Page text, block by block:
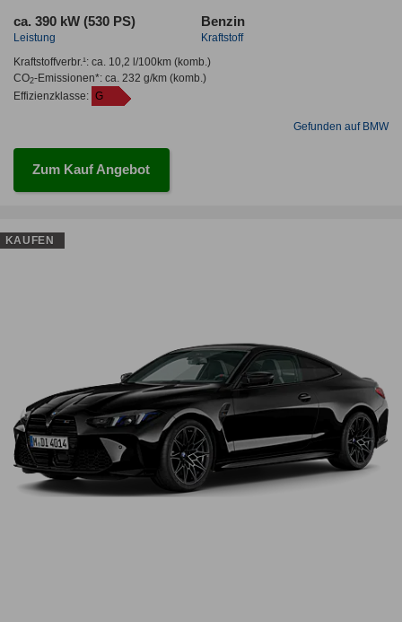
ca. 390 kW (530 PS)
Leistung
Benzin
Kraftstoff
Kraftstoffverbr.¹: ca. 10,2 l/100km(komb.)
CO2-Emissionen*: ca. 232 g/km(komb.)
Effizienzklasse: G
Gefunden auf BMW
Zum Kauf Angebot
KAUFEN